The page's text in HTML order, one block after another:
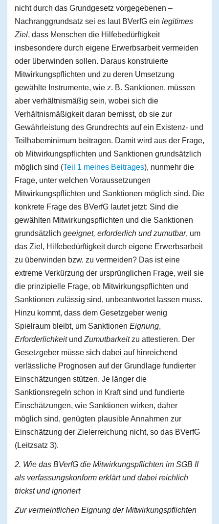
nicht durch das Grundgesetz vorgegebenen –
Nachranggrundsatz sei es laut BVerfG ein legitimes
Ziel, dass Menschen die Hilfebedürftigkeit
insbesondere durch eigene Erwerbsarbeit vermeiden
oder überwinden sollen. Daraus konstruierte
Mitwirkungspflichten und zu deren Umsetzung
gewählte Instrumente, wie z. B. Sanktionen, müssen
aber verhältnismäßig sein, wobei sich die
Verhältnismäßigkeit daran bemisst, ob sie zur
Gewährleistung des Grundrechts auf ein Existenz- und
Teilhabeminimum beitragen. Damit wird aus der Frage,
ob Mitwirkungspflichten und Sanktionen grundsätzlich
möglich sind (Teil 1 meines Beitrages), nunmehr die
Frage, unter welchen Voraussetzungen
Mitwirkungspflichten und Sanktionen möglich sind. Die
konkrete Frage des BVerfG lautet jetzt: Sind die
gewählten Mitwirkungspflichten und die Sanktionen
grundsätzlich geeignet, erforderlich und zumutbar, um
das Ziel, Hilfebedürftigkeit durch eigene Erwerbsarbeit
zu überwinden bzw. zu vermeiden? Das ist eine
extreme Verkürzung der ursprünglichen Frage, weil sie
die prinzipielle Frage, ob Mitwirkungspflichten und
Sanktionen zulässig sind, unbeantwortet lassen muss.
Hinzu kommt, dass dem Gesetzgeber wenig
Spielraum bleibt, um Sanktionen Eignung,
Erforderlichkeitund Zumutbarkeitzu attestieren. Der
Gesetzgeber müsse sich dabei auf hinreichend
verlässliche Prognosen auf der Grundlage fundierter
Einschätzungen stützen. Je länger die
Sanktionsregeln schon in Kraft sind und fundierte
Einschätzungen, wie Sanktionen wirken, daher
möglich sind, genügten plausible Annahmen zur
Einschätzung der Zielerreichung nicht, so das BVerfG
(Leitzsatz 3).
2. Wie das BVerfG die Mitwirkungspflichten im SGB II
als verfassungskonform erklärt und dabei reichlich
trickst und ignoriert
Zur vermeintlichen Eignung der Mitwirkungspflichten